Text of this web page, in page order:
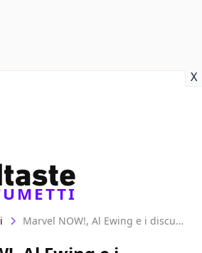
X
Marvel NOW!, Al Ewing e i discussi U.S.Avengers: Un blockbuster all'ennesima potenza